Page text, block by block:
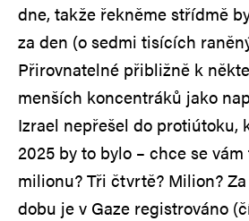
dne, takže řekněme střídmě
za den (o sedmi tisících
Přirovnatelné přibližně k
menších koncentráků jako
Izrael nepřešel do protiútoku,
2025 by to bylo – chce se
milionu? Tři čtvrtě? Milion?
dobu je v Gaze registrováno